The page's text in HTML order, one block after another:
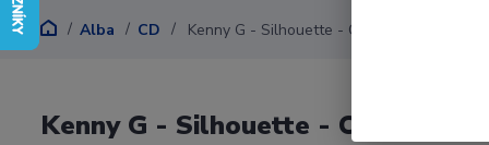
Alba CD Kenny G - Silhouette - CD
Kenny G - Silhouette - CD